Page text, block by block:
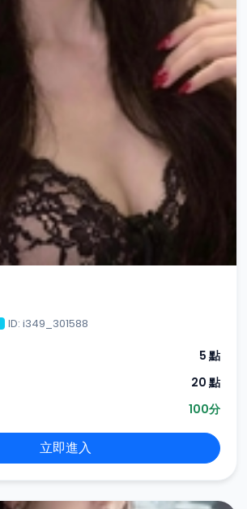
ID: i349_301588
5 點
20 點
100分
立即進入